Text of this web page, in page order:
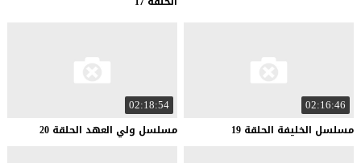
02:16:46
مسلسل الخليفة الحلقة 19
02:18:54
مسلسل ولي العهد الحلقة 20